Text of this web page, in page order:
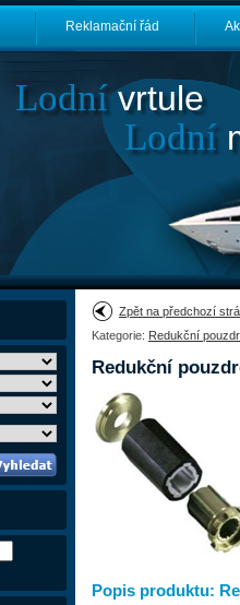
Reklamační řád
Lodnívrtule
Lodní
Zpět na předchozí
Kategorie: Redukční
Redukční
Popis produktu: